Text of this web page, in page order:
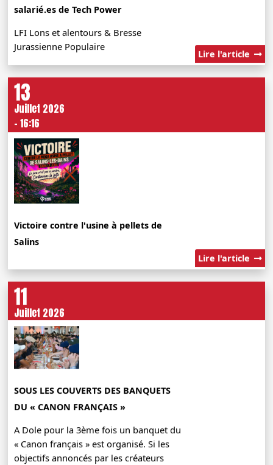
salarié.es de Tech Power
LFI Lons et alentours & Bresse
Jurassienne Populaire
Lire l'article
13
Juillet 2026
- 16:16
Victoire contre l'usine à pellets de
Salins
Lire l'article
11
Juillet 2026
SOUS LES COUVERTS DES BANQUETS
DU « CANON FRANÇAIS »
A Dole pour la 3ème fois un banquet du
« Canon français » est organisé. Si les
objectifs annoncés par les créateurs